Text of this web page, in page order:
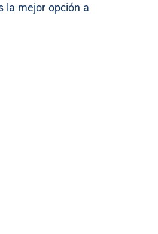
la mejor opción a